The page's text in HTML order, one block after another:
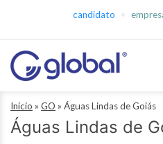
conteúdo
candidato
Global
Empregos
Início » GO » Águas Lindas de Goiás
Águas Lindas de